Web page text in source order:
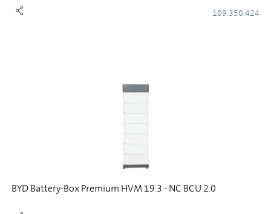
109.350.424
BYD Battery-Box Premium HVM 19.3 - NC BCU 2.0